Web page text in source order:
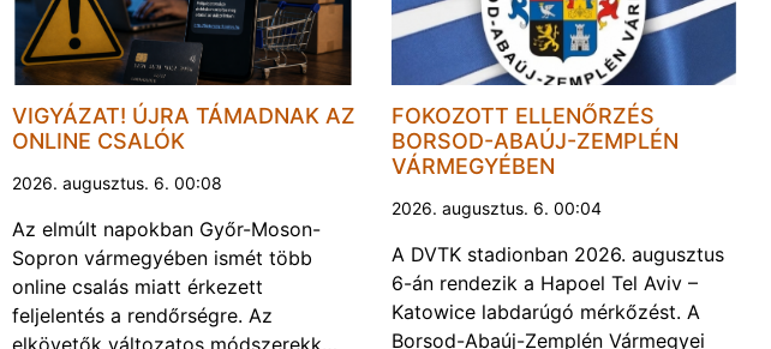
VIGYÁZAT! ÚJRA TÁMADNAK AZ
ONLINE CSALÓK
2026. augusztus. 6. 00:08
Az elmúlt napokban Győr-Moson-
Sopron vármegyében ismét több
online csalás miatt érkezett
feljelentés a rendőrségre. Az
FOKOZOTT ELLENŐRZÉS
BORSOD-ABAÚJ-ZEMPLÉN
VÁRMEGYÉBEN
2026. augusztus. 6. 00:04
A DVTK stadionban 2026. augusztus
6-án rendezik a Hapoel Tel Aviv –
Katowice labdarúgó mérkőzést. A
Borsod-Abaúj-Zemplén Vármegyei